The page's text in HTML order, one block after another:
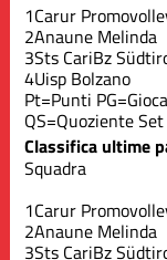
1Carur
2Anaune Melinda
3Sts CariBz
4Uisp Bolzano
Pt=Punti
QS=Quoziente Set
Classifica ultime
Squadra
1Carur
2Anaune Melinda
3Sts CariBz